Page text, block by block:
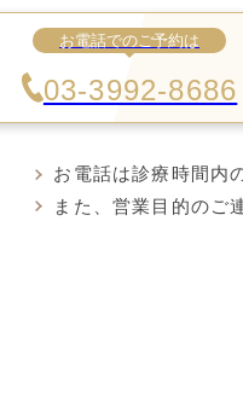
お電話でのご予約は
03-3992-8686
お電話は診療時間内
また、営業目的のご